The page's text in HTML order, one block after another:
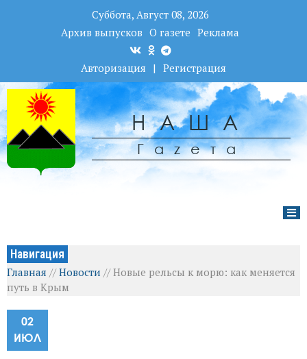
Суббота, Август 08, 2026
Архив выпусков О газете Реклама
Авторизация | Регистрация
НАША
Гаzета
Навигация
Главная //Новости //Новые рельсы к морю: как меняется
путь в Крым
02
ИЮЛ